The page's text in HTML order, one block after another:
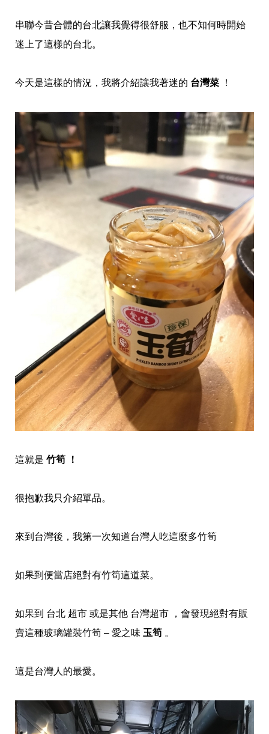
串聯今昔合體的台北讓我覺得很舒服，也不知何時開始
迷上了這樣的台北。
今天是這樣的情況，我將介紹讓我著迷的 台灣菜！
這就是 竹筍 ！
很抱歉我只介紹單品。
來到台灣後，我第一次知道台灣人吃這麼多竹筍
如果到便當店絕對有竹筍這道菜。
如果到 台北 超市 或是其他 台灣超市 ，會發現絕對有販
賣這種玻璃罐裝竹筍 – 愛之味 玉筍。
這是台灣人的最愛。